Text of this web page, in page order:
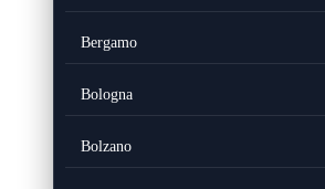
Bergamo
Bologna
Bolzano